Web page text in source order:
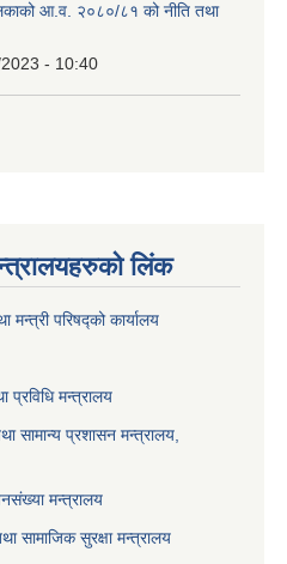
आ.व. २०८०/८१ को नीति तथा
- 10:40
लिंक
मन्त्री परिषद्को कार्यालय
प्रविधि मन्त्रालय
सामान्य प्रशासन मन्त्रालय,
मन्त्रालय
सामाजिक सुरक्षा मन्त्रालय